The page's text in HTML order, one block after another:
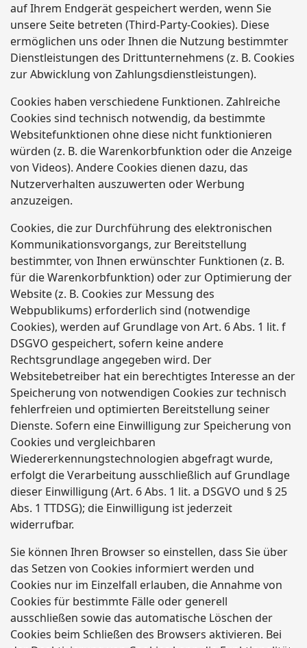
auf Ihrem Endgerät gespeichert werden, wenn Sie
unsere Seite betreten (Third-Party-Cookies). Diese
ermöglichen uns oder Ihnen die Nutzung bestimmter
Dienstleistungen des Drittunternehmens (z. B. Cookies
zur Abwicklung von Zahlungsdienstleistungen).
Cookies haben verschiedene Funktionen. Zahlreiche
Cookies sind technisch notwendig, da bestimmte
Websitefunktionen ohne diese nicht funktionieren
würden (z. B. die Warenkorbfunktion oder die Anzeige
von Videos). Andere Cookies dienen dazu, das
Nutzerverhalten auszuwerten oder Werbung
anzuzeigen.
Cookies, die zur Durchführung des elektronischen
Kommunikationsvorgangs, zur Bereitstellung
bestimmter, von Ihnen erwünschter Funktionen (z. B.
für die Warenkorbfunktion) oder zur Optimierung der
Website (z. B. Cookies zur Messung des
Webpublikums) erforderlich sind (notwendige
Cookies), werden auf Grundlage von Art. 6 Abs. 1 lit. f
DSGVO gespeichert, sofern keine andere
Rechtsgrundlage angegeben wird. Der
Websitebetreiber hat ein berechtigtes Interesse an der
Speicherung von notwendigen Cookies zur technisch
fehlerfreien und optimierten Bereitstellung seiner
Dienste. Sofern eine Einwilligung zur Speicherung von
Cookies und vergleichbaren
Wiedererkennungstechnologien abgefragt wurde,
erfolgt die Verarbeitung ausschließlich auf Grundlage
dieser Einwilligung (Art. 6 Abs. 1 lit. a DSGVO und § 25
Abs. 1 TTDSG); die Einwilligung ist jederzeit
widerrufbar.
Sie können Ihren Browser so einstellen, dass Sie über
das Setzen von Cookies informiert werden und
Cookies nur im Einzelfall erlauben, die Annahme von
Cookies für bestimmte Fälle oder generell
ausschließen sowie das automatische Löschen der
Cookies beim Schließen des Browsers aktivieren. Bei